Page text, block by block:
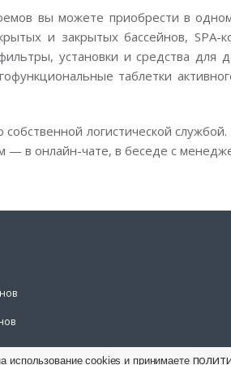
вы можете приобрести в
и закрытых бассейнов, SPA-
установки и средства для
таблетки
логистической
— в онлайн-чате, в беседе с
использование cookies и принимаете